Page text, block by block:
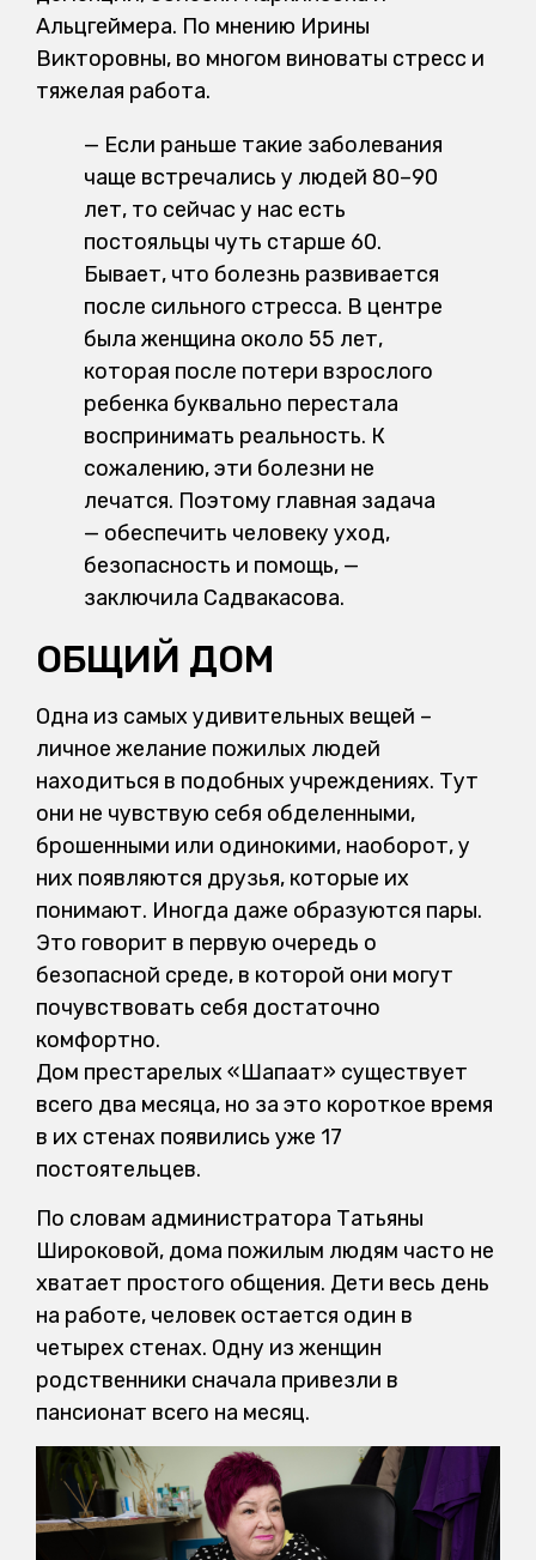
Альцгеймера. По мнению Ирины
Викторовны, во многом виноваты стресс и
тяжелая работа.
— Если раньше такие заболевания
чаще встречались у людей 80–90
лет, то сейчас у нас есть
постояльцы чуть старше 60.
Бывает, что болезнь развивается
после сильного стресса. В центре
была женщина около 55 лет,
которая после потери взрослого
ребенка буквально перестала
воспринимать реальность. К
сожалению, эти болезни не
лечатся. Поэтому главная задача
— обеспечить человеку уход,
безопасность и помощь, —
заключила Садвакасова.
ОБЩИЙ ДОМ
Одна из самых удивительных вещей –
личное желание пожилых людей
находиться в подобных учреждениях. Тут
они не чувствую себя обделенными,
брошенными или одинокими, наоборот, у
них появляются друзья, которые их
понимают. Иногда даже образуются пары.
Это говорит в первую очередь о
безопасной среде, в которой они могут
почувствовать себя достаточно
комфортно.
Дом престарелых «Шапағат» существует
всего два месяца, но за это короткое время
в их стенах появились уже 17
постоятельцев.
По словам администратора Татьяны
Широковой, дома пожилым людям часто не
хватает простого общения. Дети весь день
на работе, человек остается один в
четырех стенах. Одну из женщин
родственники сначала привезли в
пансионат всего на месяц.